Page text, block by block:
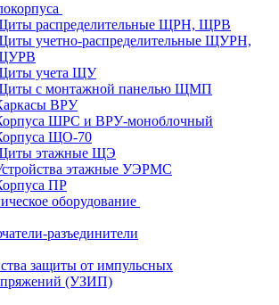
распределительные ЩРН, ЩРВ
учетно-распределительные ЩУРН,
учета ЩУ
с монтажной панелью ЩМП
ВРУ
ШРС и ВРУ-моноблочный
ЩО-70
этажные ЩЭ
этажные УЭРМС
ПР
оборудование
разъединители
защиты от импульсных
(УЗИП)